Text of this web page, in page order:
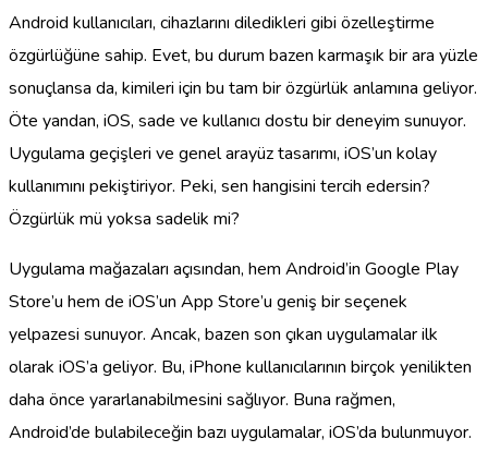
Android kullanıcıları, cihazlarını diledikleri gibi özelleştirme
özgürlüğüne sahip. Evet, bu durum bazen karmaşık bir ara yüzle
sonuçlansa da, kimileri için bu tam bir özgürlük anlamına geliyor.
Öte yandan, iOS, sade ve kullanıcı dostu bir deneyim sunuyor.
Uygulama geçişleri ve genel arayüz tasarımı, iOS’un kolay
kullanımını pekiştiriyor. Peki, sen hangisini tercih edersin?
Özgürlük mü yoksa sadelik mi?
Uygulama mağazaları açısından, hem Android’in Google Play
Store’u hem de iOS’un App Store’u geniş bir seçenek
yelpazesi sunuyor. Ancak, bazen son çıkan uygulamalar ilk
olarak iOS’a geliyor. Bu, iPhone kullanıcılarının birçok yenilikten
daha önce yararlanabilmesini sağlıyor. Buna rağmen,
Android’de bulabileceğin bazı uygulamalar, iOS’da bulunmuyor.